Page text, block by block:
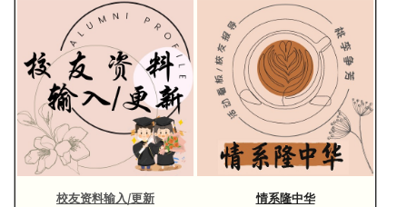
校友资料输入/更新 情系隆中华